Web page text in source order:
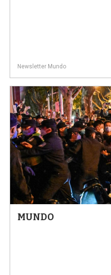
Newsletter Mundo
MUNDO